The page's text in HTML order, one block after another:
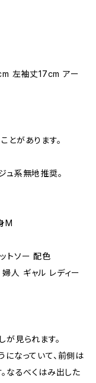
左袖丈17cm アー
とがあります。
ュ系無地推奨。
M
トソー 配色
人 ギャル レディー
見られます。
なっていて、前側は
なるべくはみ出した